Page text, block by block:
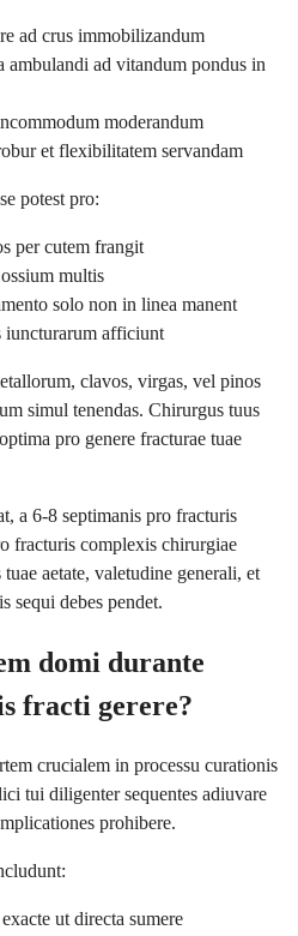
ad crus immobilizandum
ambulandi ad vitandum pondus in
moderandum
et flexibilitatem servandam
potest pro:
per cutem frangit
multis
solo non in linea manent
iuncturarum afficiunt
clavos, virgas, vel pinos
simul tenendas. Chirurgus tuus
pro genere fracturae tuae
a 6-8 septimanis pro fracturis
fracturis complexis chirurgiae
aetate, valetudine generali, et
sequi debes pendet.
domi durante
fracti gerere?
crucialem in processu curationis
tui diligenter sequentes adiuvare
prohibere.
ut directa sumere